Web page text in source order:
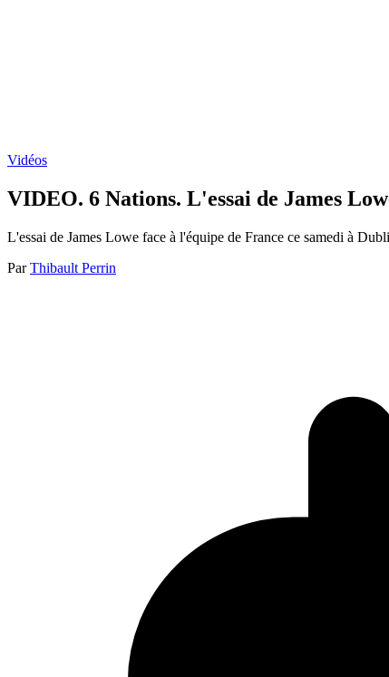
Vidéos
VIDEO. 6 Nations. L'essai de James
L'essai de James Lowe face à l'équipe de France ce samedi à
Par Thibault Perrin